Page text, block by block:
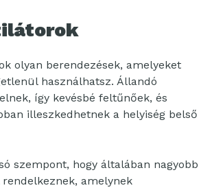
olyan berendezések, amelyeket
használhatsz. Állandó
így kevésbé feltűnőek, és
illeszkedhetnek a helyiség belső
szempont, hogy általában nagyobb
amelynek